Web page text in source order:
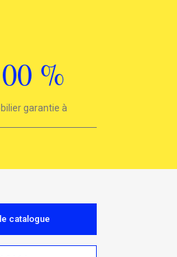
%
garantie à
catalogue